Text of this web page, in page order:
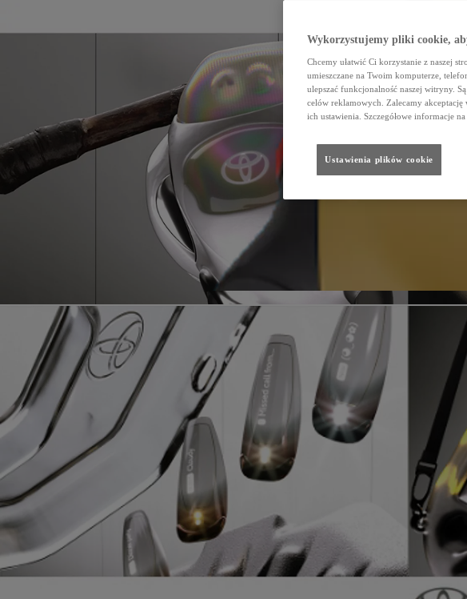
Wykorzystujemy pliki cookie,
Chcemy ułatwić Ci korzystanie z naszej
umieszczane na Twoim komputerze,
ulepszać funkcjonalność naszej witryny.
celów reklamowych. Zalecamy
ich ustawienia. Szczegółowe informacje
Ustawienia plików cookie